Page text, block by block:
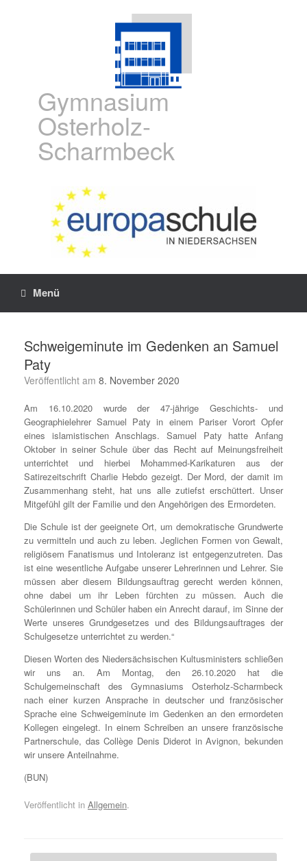
Gymnasium
Osterholz-
Scharmbeck
Menü
Schweigeminute im Gedenken an Samuel
Paty
Veröffentlicht am 8. November 2020
Am 16.10.2020 wurde der 47-jährige Geschichts- und
Geographielehrer Samuel Paty in einem Pariser Vorort Opfer
eines islamistischen Anschlags. Samuel Paty hatte Anfang
Oktober in seiner Schule über das Recht auf Meinungsfreiheit
unterrichtet und hierbei Mohammed-Karikaturen aus der
Satirezeitschrift Charlie Hebdo gezeigt. Der Mord, der damit im
Zusammenhang steht, hat uns alle zutiefst erschüttert. Unser
Mitgefühl gilt der Familie und den Angehörigen des Ermordeten.
Die Schule ist der geeignete Ort, um demokratische Grundwerte
zu vermitteln und auch zu leben. Jeglichen Formen von Gewalt,
religiösem Fanatismus und Intoleranz ist entgegenzutreten. Das
ist eine wesentliche Aufgabe unserer Lehrerinnen und Lehrer. Sie
müssen aber diesem Bildungsauftrag gerecht werden können,
ohne dabei um ihr Leben fürchten zu müssen. Auch die
Schülerinnen und Schüler haben ein Anrecht darauf, im Sinne der
Werte unseres Grundgesetzes und des Bildungsauftrages der
Schulgesetze unterrichtet zu werden.“
Diesen Worten des Niedersächsischen Kultusministers schließen
wir uns an. Am Montag, den 26.10.2020 hat die
Schulgemeinschaft des Gymnasiums Osterholz-Scharmbeck
nach einer kurzen Ansprache in deutscher und französischer
Sprache eine Schweigeminute im Gedenken an den ermordeten
Kollegen eingelegt. In einem Schreiben an unsere französische
Partnerschule, das Collège Denis Diderot in Avignon, bekunden
wir unsere Anteilnahme.
(BUN)
Veröffentlicht in Allgemein.